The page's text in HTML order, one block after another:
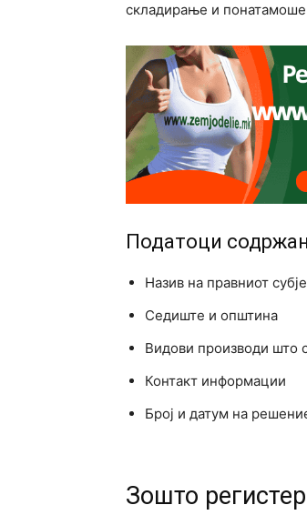
складирање и
Податоци
Назив на правниот
Седиште и општина
Видови производи што
Контакт информации
Број и датум на
Зошто